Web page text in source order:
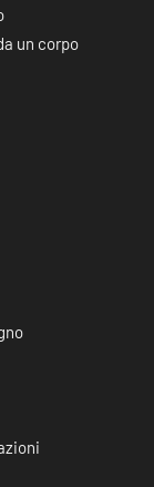
un corpo